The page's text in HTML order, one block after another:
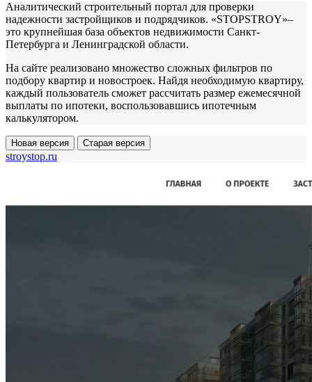
Аналитический строительный портал для проверки
надежности застройщиков и подрядчиков. «STOPSTROY»–
это крупнейшая база объектов недвижимости Санкт-
Петербурга и Ленинградской области.
На сайте реализовано множество сложных фильтров по
подбору квартир и новостроек. Найдя необходимую квартиру,
каждый пользователь сможет рассчитать размер ежемесячной
выплаты по ипотеки, воспользовавшись ипотечным
калькулятором.
Новая версия Старая версия
stroystop.ru